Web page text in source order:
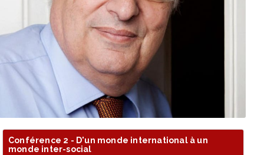
Conférence 2 - D'un monde international à un
monde inter-social